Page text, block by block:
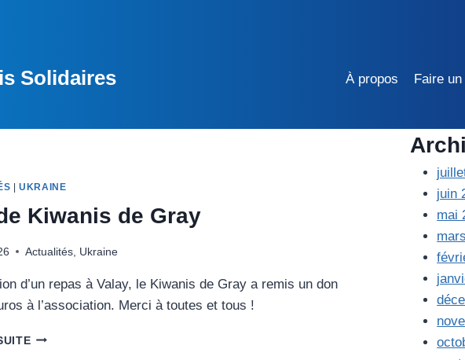
Solidaires À propos Faire un
|UKRAINE
Kiwanis de Gray
Actualités, Ukraine
d’un repas à Valay, le Kiwanis de Gray a remis un don
à l’association. Merci à toutes et tous !
DON
juin
mai